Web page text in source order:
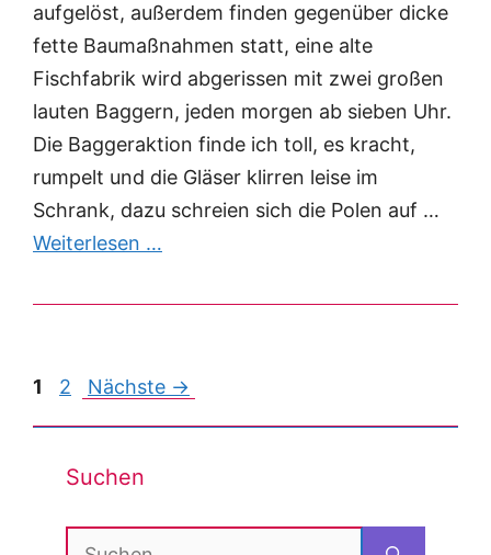
aufgelöst, außerdem finden gegenüber dicke
fette Baumaßnahmen statt, eine alte
Fischfabrik wird abgerissen mit zwei großen
lauten Baggern, jeden morgen ab sieben Uhr.
Die Baggeraktion finde ich toll, es kracht,
rumpelt und die Gläser klirren leise im
Schrank, dazu schreien sich die Polen auf …
Weiterlesen …
Post
1 2 Nächste →
Suchen
Suchen